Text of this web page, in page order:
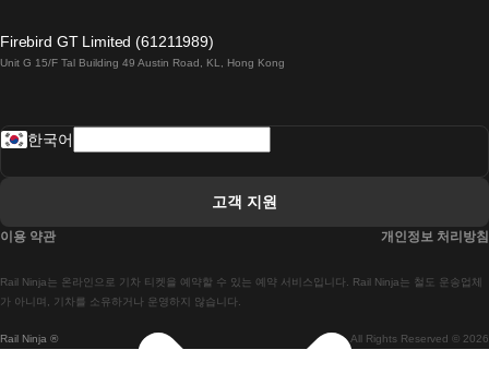
로마에서 나폴리 열차
마드리드-리스본 열차
마드리드에서 바르셀로나로 가는 고속 열차
Firebird GT Limited (61211989)
Unit G 15/F Tal Building 49 Austin Road, KL, Hong Kong
Rail Ninja ® All Rights Reserved © 2026
Rail Ninja는 온라인으로 기차 티켓을 예약할 수 있는 예약 서비스입니다. Rail Ninja는 철도 운송업체
가 아니며, 기차를 소유하거나 운영하지 않습니다.
한국어
고객 지원
이용 약관 개인정보 처리방침